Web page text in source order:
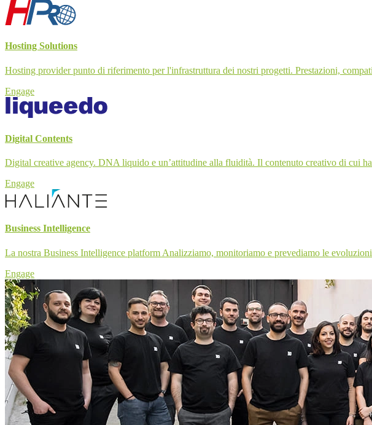
Hosting Solutions
Hosting provider punto di riferimento per l'infrastruttura dei nostri progetti. Prestazioni,
Engage
Digital Contents
Digital creative agency. DNA liquido e un’attitudine alla fluidità. Il contenuto creativo di cui
Engage
Business Intelligence
La nostra Business Intelligence platform Analizziamo, monitoriamo e prevediamo le
Engage